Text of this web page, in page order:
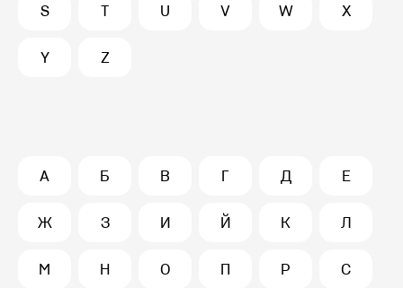
S T U V W X
Y Z
А Б В Г Д Е
Ж З И Й К Л
М Н О П Р С